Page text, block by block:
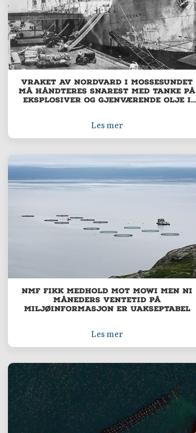
Vraket av Nordvard i Mossesundet
må håndteres snarest med tanke på
eksplosiver og gjenværende olje i
Les mer
NMF fikk medhold mot MOWI men ni
måneders ventetid på
miljøinformasjon er uakseptabel
Les mer